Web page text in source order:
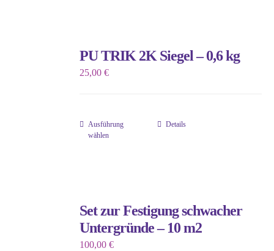
PU TRIK 2K Siegel – 0,6 kg
25,00€
Ausführung
wählen
Dieses
auf.
Die
Details
Set zur Festigung schwacher
Untergründe – 10 m2
100,00€